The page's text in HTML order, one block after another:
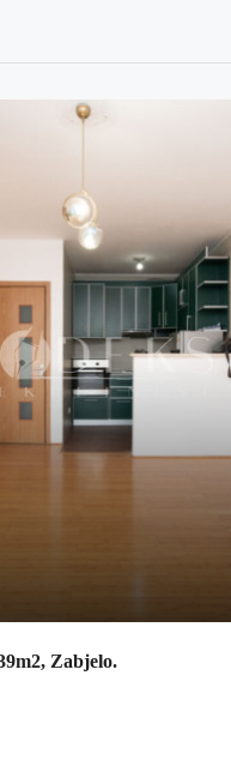
Zabjelo.